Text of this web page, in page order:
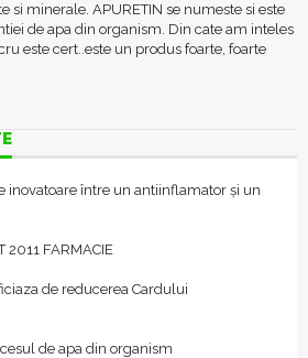
si minerale. APURETIN se numeste si este
de apa din organism. Din cate am inteles
este cert..este un produs foarte, foarte
inovatoare între un antiinflamator și un
2011 FARMACIE
de reducerea Cardului
de apa din organism